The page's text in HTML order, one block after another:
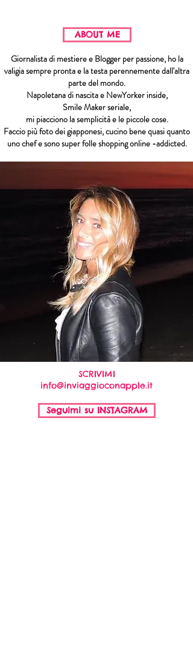
ABOUT ME
Giornalista di mestiere e Blogger per passione, ho la
valigia sempre pronta e la testa perennemente dall'altra
parte del mondo.
Napoletana di nascita e NewYorker inside,
Smile Maker seriale,
mi piacciono la semplicità e le piccole cose.
Faccio più foto dei giapponesi, cucino bene quasi quanto
SCRIVIMI
info@inviaggioconapple.it